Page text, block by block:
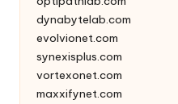
dynabytelab.com
evolvionet.com
synexisplus.com
vortexonet.com
maxxifynet.com